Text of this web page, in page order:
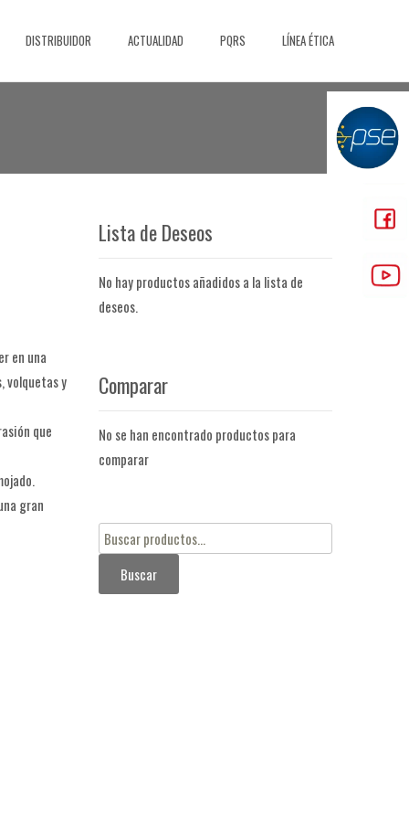
DISTRIBUIDOR ACTUALIDAD PQRS LÍNEA ÉTICA
en una
volquetas y
que
gran
Lista de Deseos
No hay productos añadidos a la lista de
deseos.
Comparar
No se han encontrado productos para
comparar
Buscar
por:
Buscar